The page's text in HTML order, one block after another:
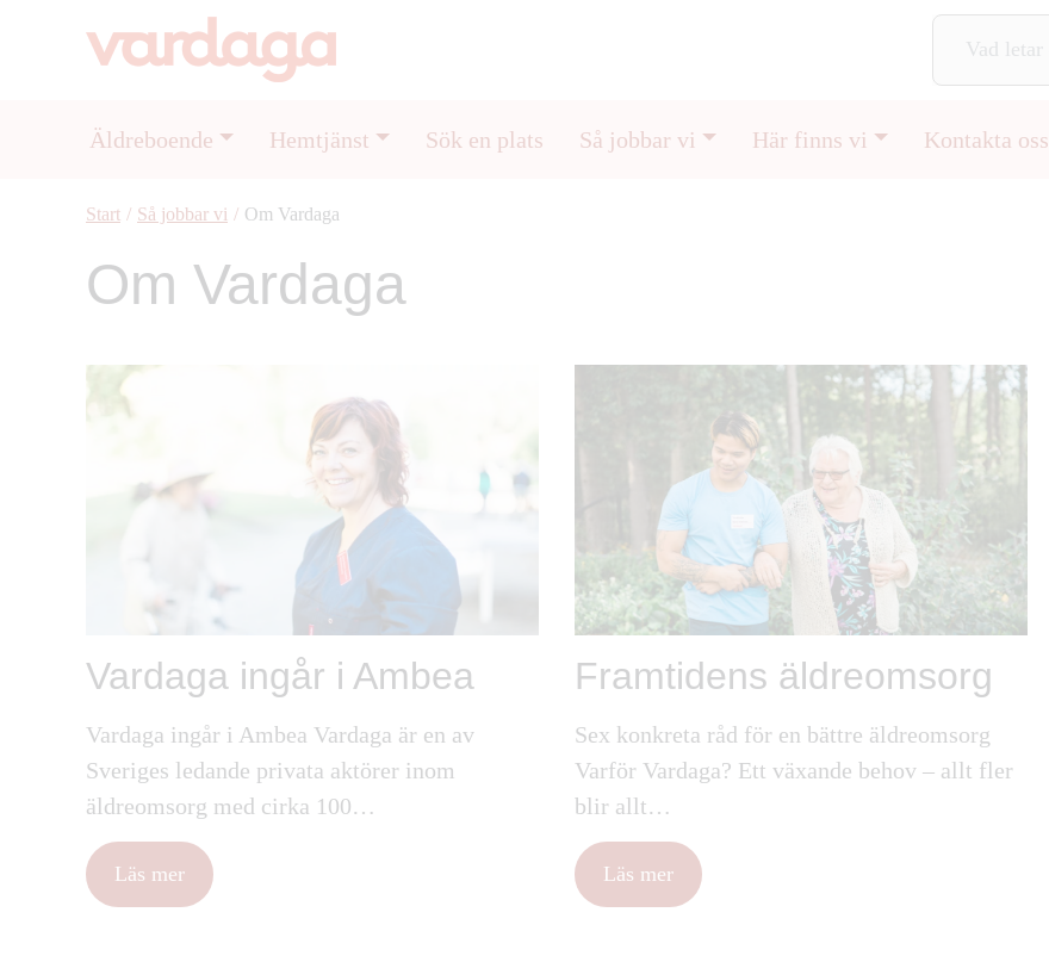
Äldreboende Hemtjänst Sök en plats Så jobbar vi Här finns vi Kontakta oss
Start / Så jobbar vi / Om Vardaga
Om Vardaga
Vardaga ingår i Ambea
Vardaga ingår i Ambea Vardaga är en av
Sveriges ledande privata aktörer inom
äldreomsorg med cirka 100…
Läs mer
Framtidens äldreomsorg
Sex konkreta råd för en bättre äldreomsorg
Varför Vardaga? Ett växande behov – allt fler
blir allt…
Läs mer